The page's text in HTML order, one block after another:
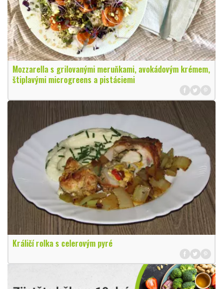
Mozzarella s grilovanými meruňkami, avokádovým krémem,
štiplavými microgreens a pistáciemi
Králičí rolka s celerovým pyré